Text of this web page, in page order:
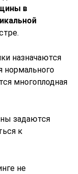
в
назначаются
нормального
многоплодная
задаются
к
не